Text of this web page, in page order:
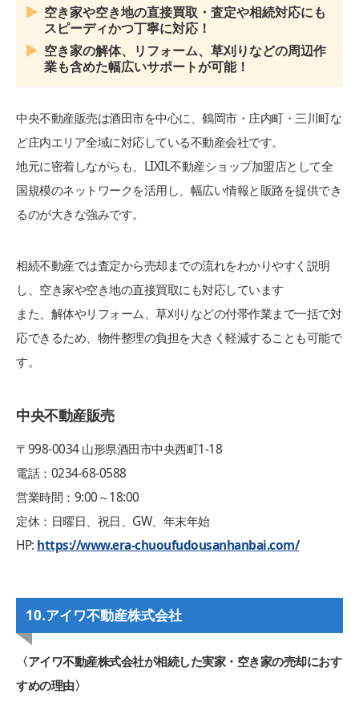
空き家や空き地の直接買取・査定や相続対応にも
スピーディかつ丁寧に対応！
空き家の解体、リフォーム、草刈りなどの周辺作
業も含めた幅広いサポートが可能！
中央不動産販売は酒田市を中心に、鶴岡市・庄内町・三川町な
ど庄内エリア全域に対応している不動産会社です。
地元に密着しながらも、LIXIL不動産ショップ加盟店として全
国規模のネットワークを活用し、幅広い情報と販路を提供でき
るのが大きな強みです。
相続不動産では査定から売却までの流れをわかりやすく説明
し、空き家や空き地の直接買取にも対応しています
また、解体やリフォーム、草刈りなどの付帯作業まで一括で対
応できるため、物件整理の負担を大きく軽減することも可能で
す。
中央不動産販売
〒998-0034 山形県酒田市中央西町1-18
電話：0234-68-0588
営業時間：9:00～18:00
定休：日曜日、祝日、GW、年末年始
HP: https://www.era-chuoufudousanhanbai.com/
10.アイワ不動産株式会社
〈アイワ不動産株式会社が相続した実家・空き家の売却におす
すめの理由〉